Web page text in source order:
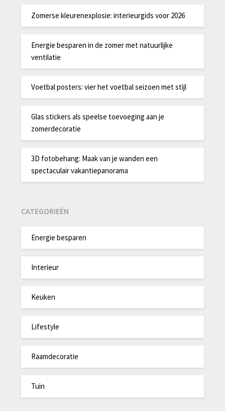
Zomerse kleurenexplosie: interieurgids voor 2026
Energie besparen in de zomer met natuurlijke
ventilatie
Voetbal posters: vier het voetbal seizoen met stijl
Glas stickers als speelse toevoeging aan je
zomerdecoratie
3D fotobehang: Maak van je wanden een
spectaculair vakantiepanorama
CATEGORIEËN
Energie besparen
Interieur
Keuken
Lifestyle
Raamdecoratie
Tuin